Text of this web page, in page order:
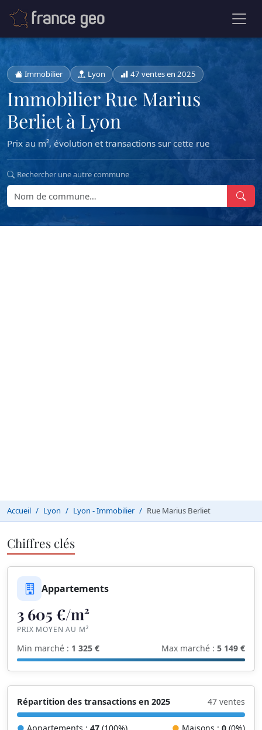
Immobilier Lyon 47 ventes en 2025
Immobilier Rue Marius
Berliet à Lyon
Prix au m², évolution et transactions sur cette rue
Rechercher une autre commune
Accueil Lyon Lyon - Immobilier Rue Marius Berliet
Chiffres clés
Appartements
3 605 €/m²
PRIX MOYEN AU M²
Min marché : 1 325 € Max marché : 5 149 €
Répartition des transactions en 2025 47 ventes